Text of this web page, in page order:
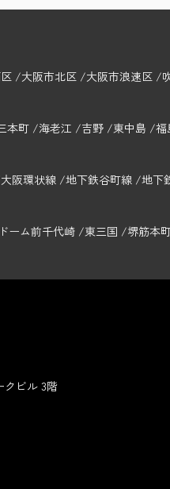
大阪市北区 大阪市浪速区
本町 海老江 吉野 東中島 福
大阪環状線 地下鉄谷町線 地下
ドーム前千代崎 東三国 堺筋本
クビル 3階